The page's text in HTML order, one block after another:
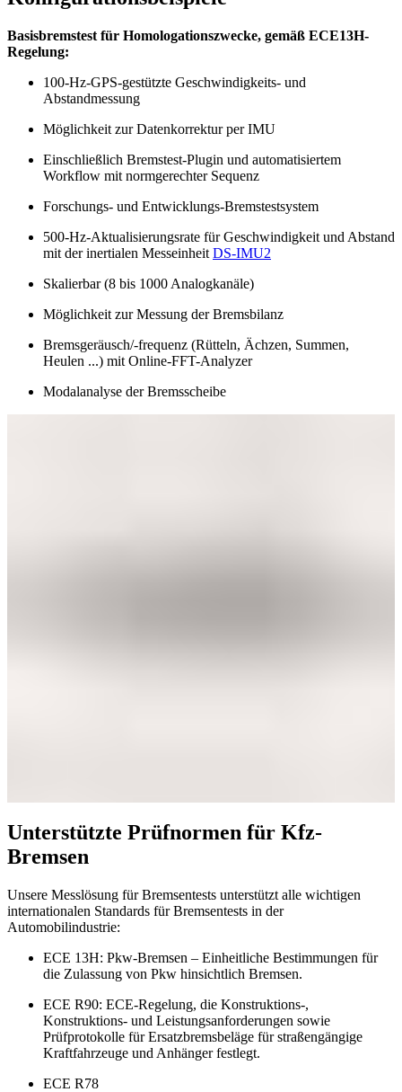
Basisbremstest für Homologationszwecke, gemäß ECE13H-
Regelung:
100-Hz-GPS-gestützte Geschwindigkeits- und
Abstandmessung
Möglichkeit zur Datenkorrektur per IMU
Einschließlich Bremstest-Plugin und automatisiertem
Workflow mit normgerechter Sequenz
Forschungs- und Entwicklungs-Bremstestsystem
500-Hz-Aktualisierungsrate für Geschwindigkeit und Abstand
mit der inertialen Messeinheit DS-IMU2
Skalierbar (8 bis 1000 Analogkanäle)
Möglichkeit zur Messung der Bremsbilanz
Bremsgeräusch/-frequenz (Rütteln, Ächzen, Summen,
Heulen ...) mit Online-FFT-Analyzer
Modalanalyse der Bremsscheibe
Unterstützte Prüfnormen für Kfz-
Bremsen
Unsere Messlösung für Bremsentests unterstützt alle wichtigen
internationalen Standards für Bremsentests in der
Automobilindustrie:
ECE 13H: Pkw-Bremsen – Einheitliche Bestimmungen für
die Zulassung von Pkw hinsichtlich Bremsen.
ECE R90: ECE-Regelung, die Konstruktions-,
Konstruktions- und Leistungsanforderungen sowie
Prüfprotokolle für Ersatzbremsbeläge für straßengängige
Kraftfahrzeuge und Anhänger festlegt.
ECE R78